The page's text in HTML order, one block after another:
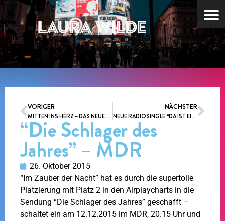
VORIGER
MITTEN INS HERZ – DAS NEUE VIDEO!
NÄCHSTER
NEUE RADIOSINGLE “DA IST EIN ENGEL”
“Die Schlager des
Jahres” – MDR
26. Oktober 2015
“Im Zauber der Nacht” hat es durch die supertolle
Platzierung mit Platz 2 in den Airplaycharts in die
Sendung “Die Schlager des Jahres” geschafft –
schaltet ein am 12.12.2015 im MDR, 20.15 Uhr und